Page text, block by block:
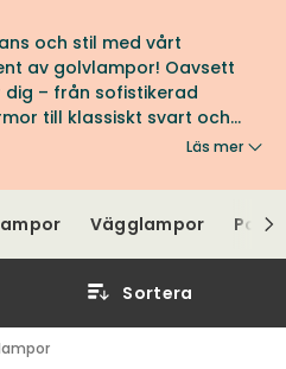
och stil med vårt
av golvlampor! Oavsett
– från sofistikerad
till klassiskt svart och
från välrenommerade
och design i toppklass.
den perfekta golvlampan
skapar en unik atmosfär i
Läs mer
Vägglampor
Sortera